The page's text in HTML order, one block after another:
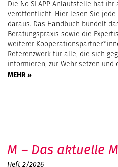
Die No SLAPP Anlaufstelle hat
veröffentlicht: Hier lesen Sie
daraus. Das Handbuch bündelt
Beratungspraxis sowie die
weiterer
Referenzwerk für alle, die sich
informieren, zur Wehr setzen
MEHR »
M – Das aktuelle
Heft 2/2026